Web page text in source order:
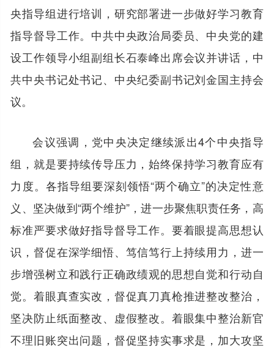
央指导组进行培训，研究部署进一步做好学习教育
指导督导工作。中共中央政治局委员、中央党的建
设工作领导小组副组长石泰峰出席会议并讲话，中
共中央书记处书记、中央纪委副书记刘金国主持会
议。
会议强调，党中央决定继续派出4个中央指导
组，就是要持续传导压力，始终保持学习教育应有
力度。各指导组要深刻领悟“两个确立”的决定性意
义、坚决做到“两个维护”，进一步聚焦职责任务，高
标准严要求做好指导督导工作。要着眼提高思想认
识，督促在深学细悟、笃信笃行上持续用力，进一
步增强树立和践行正确政绩观的思想自觉和行动自
觉。着眼真查实改，督促真刀真枪推进整改整治，
坚决防止纸面整改、虚假整改。着眼集中整治新官
不理旧账突出问题，督促坚持实事求是，加大攻坚